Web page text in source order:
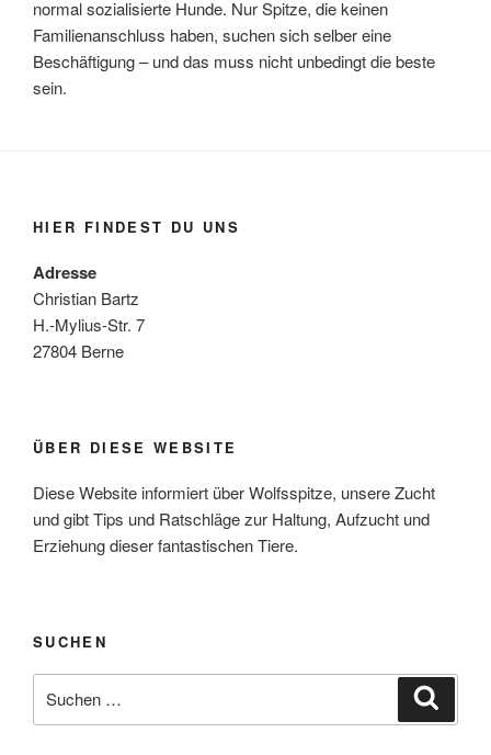
normal sozialisierte Hunde. Nur Spitze, die keinen
Familienanschluss haben, suchen sich selber eine
Beschäftigung – und das muss nicht unbedingt die beste
sein.
HIER FINDEST DU UNS
Adresse
Christian Bartz
H.-Mylius-Str. 7
27804 Berne
ÜBER DIESE WEBSITE
Diese Website informiert über Wolfsspitze, unsere Zucht
und gibt Tips und Ratschläge zur Haltung, Aufzucht und
Erziehung dieser fantastischen Tiere.
SUCHEN
nach: